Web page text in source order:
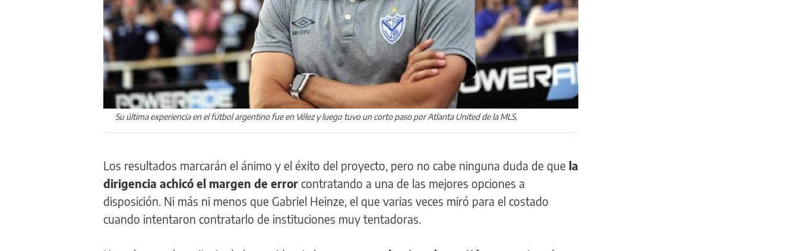
Su última experiencia en el fútbol argentino fue en Vélez y luego tuvo un corto paso por Atlanta United de la MLS.
Los resultados marcarán el ánimo y el éxito del proyecto, pero no cabe ninguna duda de que la
dirigencia achicó el margen de error contratando a una de las mejores opciones a
disposición. Ni más ni menos que Gabriel Heinze, el que varias veces miró para el costado
cuando intentaron contratarlo de instituciones muy tentadoras.